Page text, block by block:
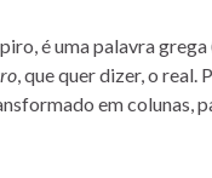
é uma palavra grega
, que quer dizer, o real.
em colunas,